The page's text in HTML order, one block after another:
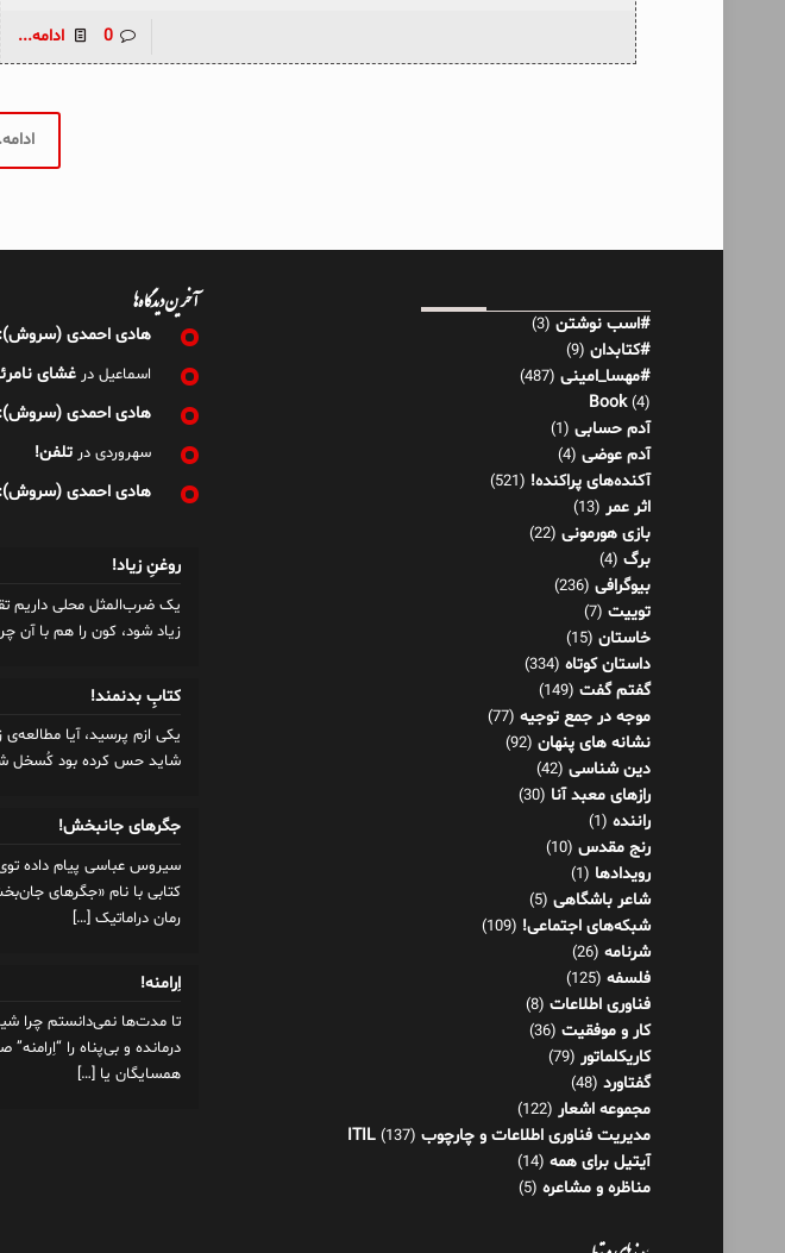
0 ادامه...
#اسب نوشتن (3)
#کتابدان (9)
#مهسا_امینی (487)
Book(4)
آدم حسابی (1)
آدم عوضی (4)
آکنده‌های پراکنده! (521)
اثر عمر (13)
بازی هورمونی (22)
برگ (4)
بیوگرافی (236)
توییت (7)
خاستان (15)
داستان کوتاه (334)
گفتم گفت (149)
موجه در جمع توجیه (77)
نشانه های پنهان (92)
دین شناسی (42)
رازهای معبد آنا (30)
راننده (1)
رنج مقدس (10)
رویدادها (1)
شاعر باشگاهی (5)
شبکه‌های اجتماعی! (109)
شرنامه (26)
فلسفه (125)
فناوری اطلاعات (8)
کار و موفقیت (36)
کاریکلماتور (79)
گفتاورد (48)
مجموعه اشعار (122)
مدیریت فناوری اطلاعات و چارچوب ITIL (137)
آیتیل برای همه (14)
مناظره و مشاعره (5)
آخرین دیدگاه‌ها
هادی احمدی (سروش):
اسماعیل درغشای
هادی احمدی (سروش):
سهروردی درتلفن!
هادی احمدی (سروش):
روغنِ زیاد!
یک ضرب‌المثل محلی داریم
زیاد شود، کون را هم با آن
کتابِ بدنمند!
یکی ازم پرسید، آیا مطالعه‌ی
شاید حس کرده بود کُسخل
جگرهای جانبخش!
سیروس عباسی پیام داده
کتابی با نام «جگرهای
رمان دراماتیک […]
اِرامنه!
تا مدت‌ها نمی‌دانستم چرا
درمانده و بی‌پناه را
همسایگان یا […]